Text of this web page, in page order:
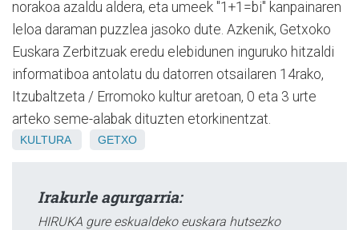
norakoa azaldu aldera, eta umeek "1+1=bi" kanpainaren
leloa daraman puzzlea jasoko dute. Azkenik, Getxoko
Euskara Zerbitzuak eredu elebidunen inguruko hitzaldi
informatiboa antolatu du datorren otsailaren 14rako,
Itzubaltzeta / Erromoko kultur aretoan, 0 eta 3 urte
arteko seme-alabak dituzten etorkinentzat.
KULTURA GETXO
Irakurle agurgarria:
HIRUKA gure eskualdeko euskara hutsezko